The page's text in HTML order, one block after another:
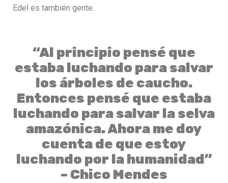
Edel es también gente.
“Al principio pensé que
estaba luchando para salvar
los árboles de caucho.
Entonces pensé que estaba
luchando para salvar la selva
amazónica. Ahora me doy
cuenta de que estoy
luchando por la humanidad”
– Chico Mendes